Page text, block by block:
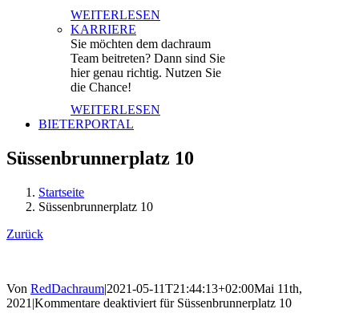
WEITERLESEN
KARRIERE
Sie möchten dem dachraum
Team beitreten? Dann sind Sie
hier genau richtig. Nutzen Sie
die Chance!
WEITERLESEN
BIETERPORTAL
Süssenbrunnerplatz 10
Startseite
Süssenbrunnerplatz 10
Zurück
Von RedDachraum|2021-05-11T21:44:13+02:00Mai 11th,
2021 |Kommentare deaktiviert für Süssenbrunnerplatz 10